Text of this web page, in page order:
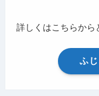
詳しくはこちらから
ふ